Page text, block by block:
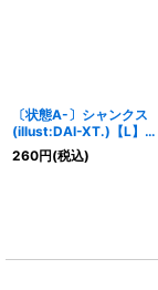
〔状態A-〕シャンクス
(illust:DAI-XT.)【L】
{OP09-001}
260円(税込)